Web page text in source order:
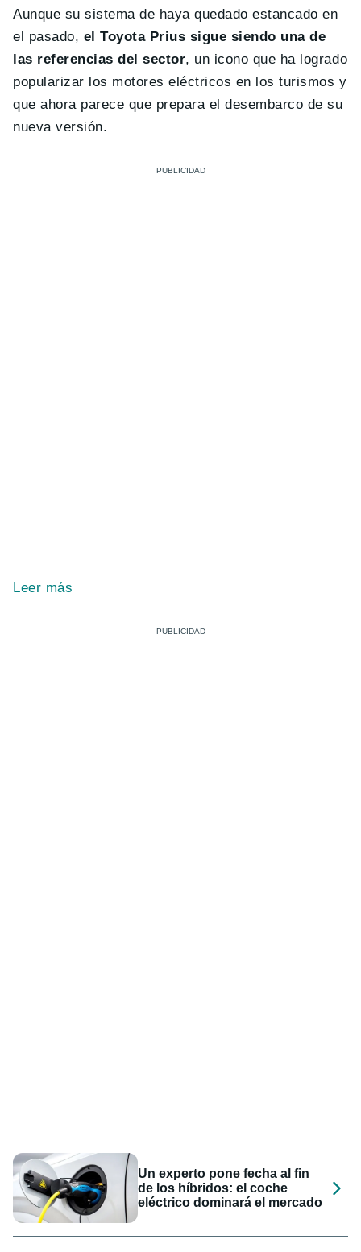
Aunque su sistema de haya quedado estancado en
el pasado, el Toyota Prius sigue siendo una de
las referencias del sector, un icono que ha logrado
popularizar los motores eléctricos en los turismos y
que ahora parece que prepara el desembarco de su
nueva versión.
Leer más
Un experto pone fecha al fin
de los híbridos: el coche
eléctrico dominará el mercado